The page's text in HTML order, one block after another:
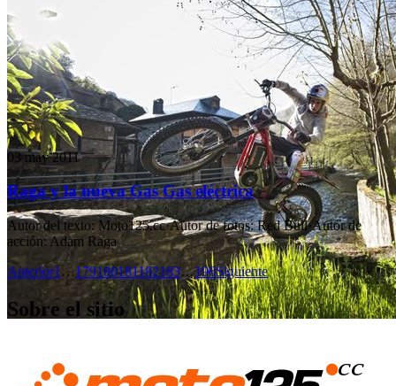
03 may 2011
Raga y la nueva Gas Gas eléctrica
Autor del texto: Moto125.cc·Autor de fotos: Red Bull·Autor de
acción:Adam Raga
Anterior1 …179180181182183…196Siguiente
Sobre el sitio